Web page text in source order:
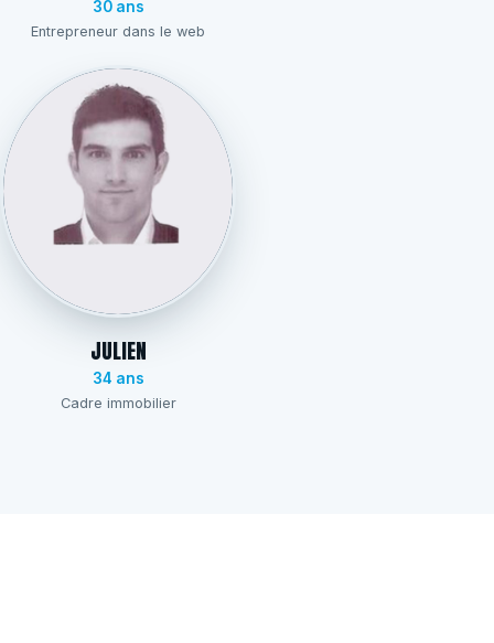
30 ans
Entrepreneur dans le web
JULIEN
34 ans
Cadre immobilier